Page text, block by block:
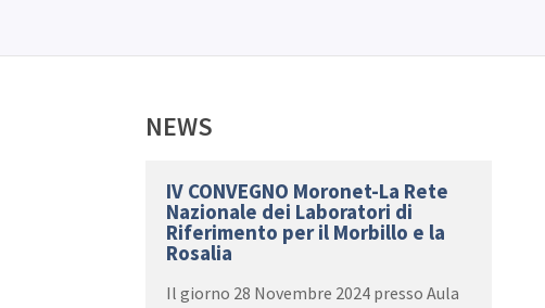
NEWS
IV CONVEGNO Moronet-La Rete
Nazionale dei Laboratori di
Riferimento per il Morbillo e la
Rosalia
Il giorno 28 Novembre 2024 presso Aula